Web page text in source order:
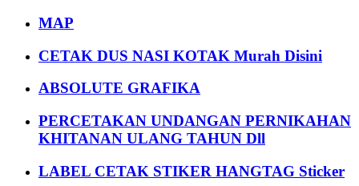
MAP
CETAK DUS NASI KOTAK Murah Disini
ABSOLUTE GRAFIKA
PERCETAKAN UNDANGAN PERNIKAHAN
KHITANAN ULANG TAHUN Dll
LABEL CETAK STIKER HANGTAG Sticker